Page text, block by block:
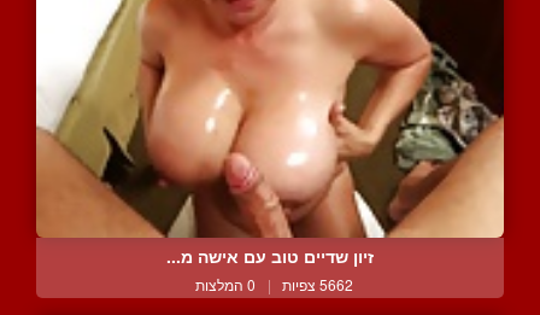
זיון שדיים טוב עם אישה מ...
5662 צפיות | 0 המלצות